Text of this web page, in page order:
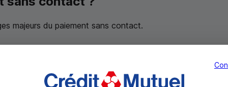
majeurs du paiement sans contact.
contact ?
50 € par transaction sans saisie du code et avec saisie